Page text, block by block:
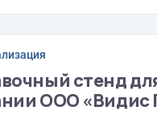
стенд
ООО «Видис